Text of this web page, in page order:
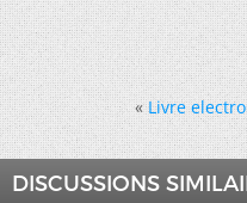
« Livre
DISCUSSIONS